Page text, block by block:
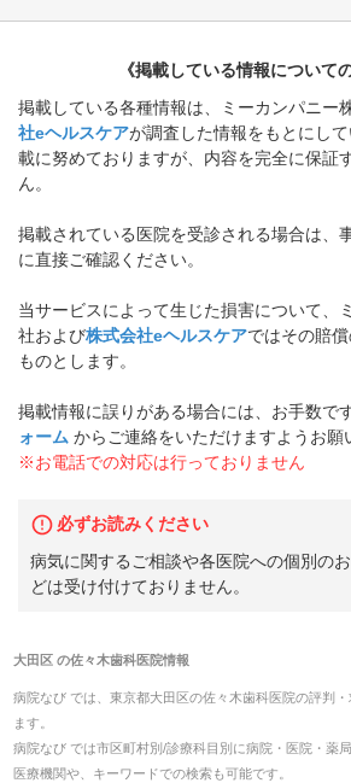
《掲載している情報について
掲載している各種情報は、ミーカンパニー
社eヘルスケアが調査した情報をもとにし
載に努めておりますが、内容を完全に保証
ん。
掲載されている医院を受診される場合は、
に直接ご確認ください。
当サービスによって生じた損害について、
社および株式会社eヘルスケアではその賠
ものとします。
掲載情報に誤りがある場合には、お手数です
ォーム からご連絡をいただけますようお願
※お電話での対応は行っておりません
必ずお読みください
病気に関するご相談や各医院への個別の
どは受け付けておりません。
大田区の佐々木歯科医院情報
病院なび では、 東京都大田区の佐々木歯科医院の評判
ます。
病院なび では市区町村別/診療科目別に病院・医院・薬
医療機関や、キーワードでの検索も可能です。